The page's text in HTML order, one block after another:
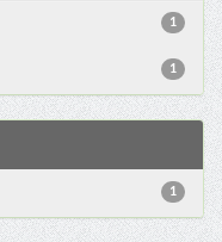
1
1
1